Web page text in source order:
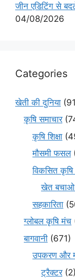
जीन एडिटिंग से
04/08/2026
Categories
खेती की दुनिया
कृषि समाचार
कृषि शिक्षा
मौसमी फसल
विकसित
खेत बचाओ
सहकारिता
ग्लोबल कृषि मंच
बागवानी (671)
उपकरण और
ट्रैक्टर(2)